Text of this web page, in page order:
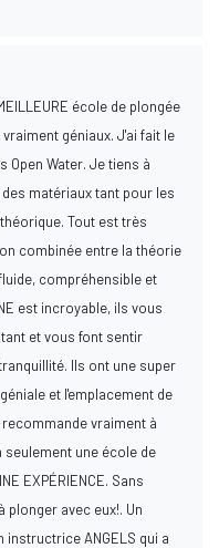
école de plongée
vraiment géniaux. J'ai fait le
Open Water. Je tiens à
matériaux tant pour les
Tout est très
combinée entre la théorie
compréhensible et
est incroyable, ils vous
et vous font sentir
Ils ont une super
et l'emplacement de
vraiment à
une école de
EXPÉRIENCE. Sans
plonger avec eux!. Un
ANGELS qui a